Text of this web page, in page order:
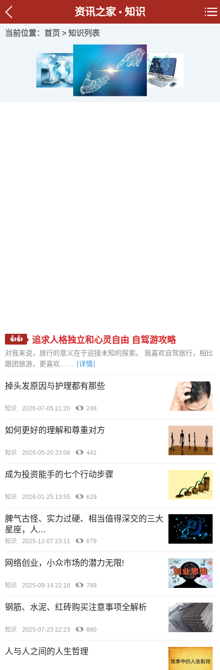
资讯之家 知识
当前位置： 首页 > 知识列表
👍👍 追求人格独立和心灵自由 自驾游攻略
对我来说，旅行的意义在于迎接未知的探索。 我喜欢自驾旅行，相比
跟团旅游，更喜欢…… [详情]
掉头发原因与护理都有那些
知识 2026-07-05 21:20 248
如何更好的理解和尊重对方
知识 2026-05-20 23:08 441
成为投资能手的七个行动步骤
知识 2026-01-25 13:55 629
脾气古怪、实力过硬、相当值得深交的三大
星座，人...
知识 2025-12-07 23:11 679
网络创业，小众市场的潜力无限!
知识 2025-09-14 22:18 788
钢筋、水泥、红砖购买注意事项全解析
知识 2025-07-23 22:23 880
人与人之间的人生哲理